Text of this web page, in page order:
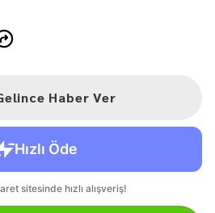
Haber Ver